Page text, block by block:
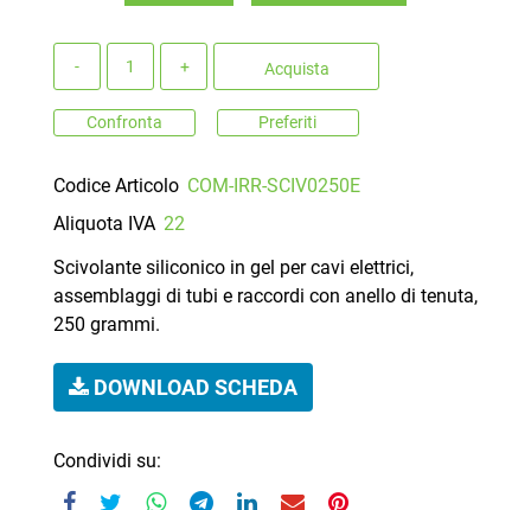
Acquista
Confronta Preferiti
Codice Articolo COM-IRR-SCIV0250E
Aliquota IVA 22
Scivolante siliconico in gel per cavi elettrici,
assemblaggi di tubi e raccordi con anello di tenuta,
250 grammi.
DOWNLOAD SCHEDA
Condividi su: